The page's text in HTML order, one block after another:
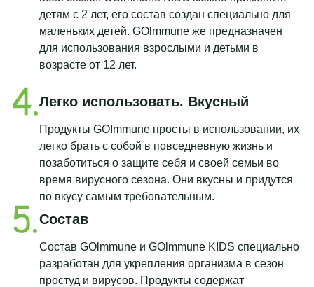
детям с 2 лет, его состав создан специально для
маленьких детей. GOlmmune же предназначен
для использования взрослыми и детьми в
возрасте от 12 лет.
Легко использовать. Вкусный
Продукты GOImmune просты в использовании, их
легко брать с собой в повседневную жизнь и
позаботиться о защите себя и своей семьи во
время вирусного сезона. Они вкусны и придутся
по вкусу самым требовательным.
Состав
Состав GOlmmune и GOlmmune KIDS специально
разработан для укрепления организма в сезон
простуд и вирусов. Продукты содержат